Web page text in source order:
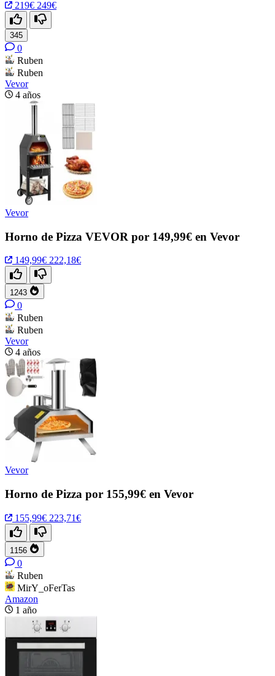
219€ 249€
345
0
Ruben
Ruben
Vevor
4 años
Vevor
Horno de Pizza VEVOR por 149,99€ en Vevor
149,99€ 222,18€
1243
0
Ruben
Ruben
Vevor
4 años
Vevor
Horno de Pizza por 155,99€ en Vevor
155,99€ 223,71€
1156
0
Ruben
MirY_oFerTas
Amazon
1 año